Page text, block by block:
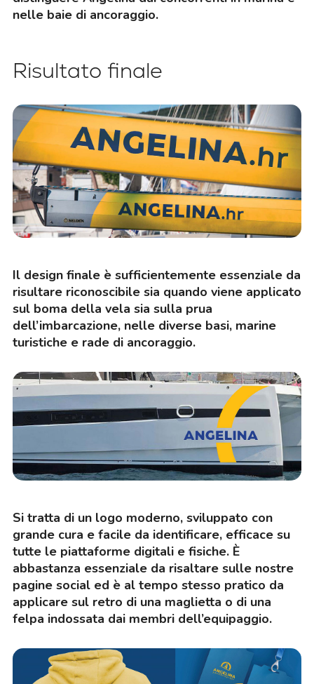
nelle baie di ancoraggio.
Risultato finale
Il design finale è sufficientemente essenziale da
risultare riconoscibile sia quando viene applicato
sul boma della vela sia sulla prua
dell’imbarcazione, nelle diverse basi, marine
turistiche e rade di ancoraggio.
Si tratta di un logo moderno, sviluppato con
grande cura e facile da identificare, efficace su
tutte le piattaforme digitali e fisiche. È
abbastanza essenziale da risaltare sulle nostre
pagine social ed è al tempo stesso pratico da
applicare sul retro di una maglietta o di una
felpa indossata dai membri dell’equipaggio.